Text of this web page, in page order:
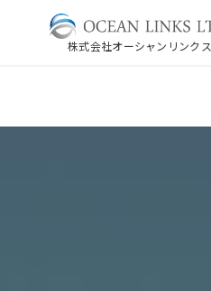
株式会社オーシャンリンクス